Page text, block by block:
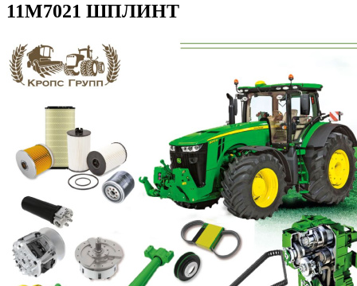
11M7021 ШПЛИНТ